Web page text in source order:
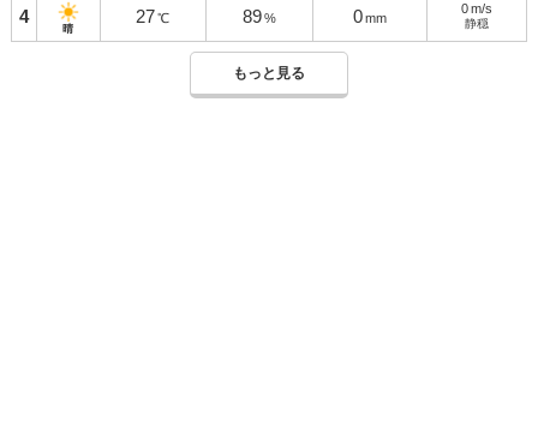
4
晴
27 ℃ 89% 0mm
0m/s
静穏
もっと見る